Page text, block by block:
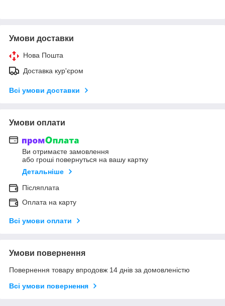
Умови доставки
Нова Пошта
Доставка кур'єром
Всі умови доставки
Умови оплати
Ви отримаєте замовлення
або гроші повернуться на вашу картку
Детальніше
Післяплата
Оплата на карту
Всі умови оплати
Умови повернення
Повернення товару впродовж 14 днів за домовленістю
Всі умови повернення